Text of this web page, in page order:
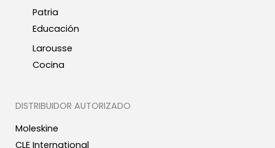
Patria
Educación
Larousse
Cocina
DISTRIBUIDOR AUTORIZADO
Moleskine
CLE International